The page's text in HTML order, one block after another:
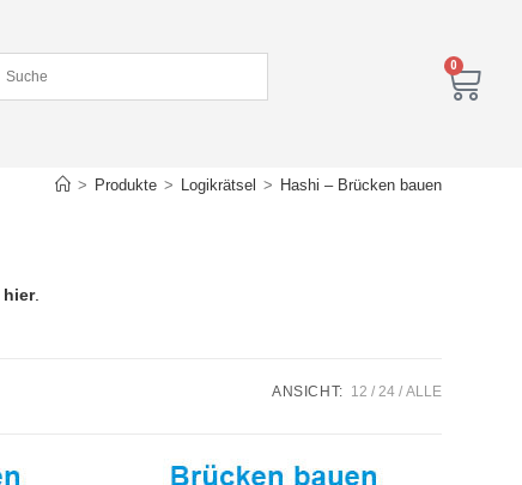
0
> Produkte > Logikrätsel > Hashi – Brücken bauen
hier.
ANSICHT: 12 24 ALLE